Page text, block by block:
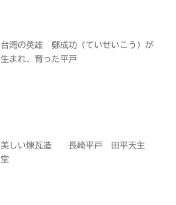
台湾の英雄 鄭成功（ていせいこう）が
生まれ、育った平戸
美しい煉瓦造 長崎平戸 田平天主
堂